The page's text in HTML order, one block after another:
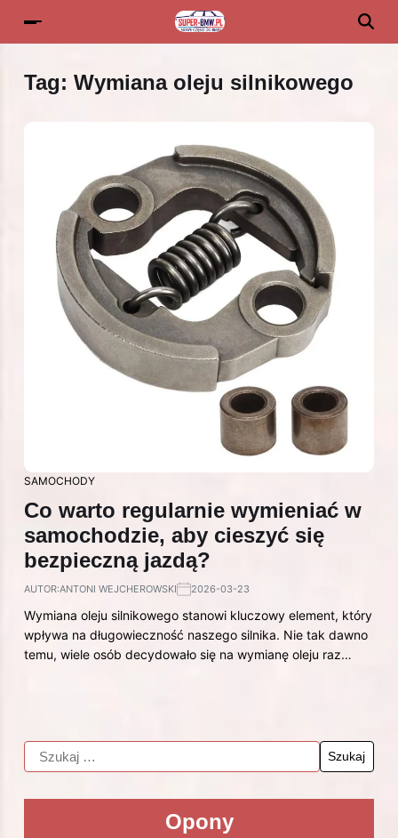
Tag: Wymiana oleju silnikowego
SAMOCHODY
Co warto regularnie wymieniać w
samochodzie, aby cieszyć się
bezpieczną jazdą?
AUTOR:ANTONI WEJCHEROWSKI 2026-03-23
Wymiana oleju silnikowego stanowi kluczowy element, który
wpływa na długowieczność naszego silnika. Nie tak dawno
temu, wiele osób decydowało się na wymianę oleju raz…
Opony